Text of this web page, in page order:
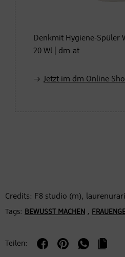
Denkmit Hygiene-Spüler
20 Wl | dm.at
Jetzt im dm Online
Credits: F8 studio (m),
Tags: BEWUSST MACHEN ,
Teilen: